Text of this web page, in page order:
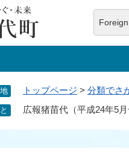
へ
トップページ > 分類でさ
広報猪苗代（平成24年5月